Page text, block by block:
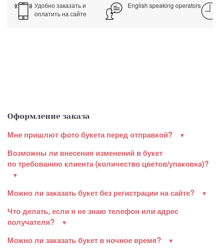
Удобно заказать и
оплатить на сайте
English speaking operators
Оформление заказа
Мне пришлют фото букета перед отправкой?
Возможны ли внесения изменений в букет
по требованию клиента (количество цветов/упаковка)?
Можно ли заказать букет без регистрации на сайте?
Что делать, если я не знаю телефон или адрес
получателя?
Можно ли заказать букет в ночное время?